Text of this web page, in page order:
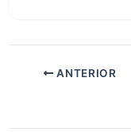
ANTERIOR